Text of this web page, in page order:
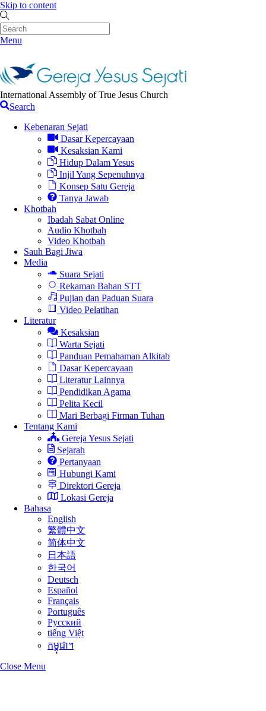
Skip to content
Menu
International Assembly of True Jesus Church
Search
Kebenaran Sejati
Dasar Kepercayaan
Kesaksian Kami
Hidup Dalam Yesus
Injil Yang Sepenuhnya
Konsep Satu Gereja
Tanya Jawab
Khotbah
Ibadah Sabat Online
Audio Khotbah
Video Khotbah
Sauh Bagi Jiwa
Media
Suara Sejati
Rekaman Bahan STT
Pujian dan Paduan Suara
Video Pelatihan
Literatur
Kesaksian
Warta Sejati
Panduan Pemahaman Alkitab
Dasar Kepercayaan
Literatur Lainnya
Pendidikan Agama
Pelita Kecil
Mari Berbagi Firman Tuhan
Tentang Kami
Gereja Yesus Sejati
Sejarah
Pertanyaan
Hubungi Kami
Direktori Gereja
Lokasi Gereja
Bahasa
English
繁體中文
简体中文
日本語
한국어
Deutsch
Español
Français
Português
Русский
tiếng Việt
កម្ពុជា។
Close Menu